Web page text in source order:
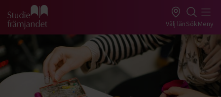
Gå till studiefrämjandets startsida Välj länSökMeny